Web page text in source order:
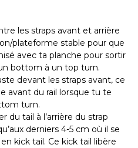
les straps avant et arrière
plateforme stable pour que
avec ta planche pour sortir
bottom à un top turn.
devant les straps avant, ce
avant du rail lorsque tu te
turn.
du tail à l’arrière du strap
derniers 4-5 cm où il se
kick tail. Ce kick tail libère